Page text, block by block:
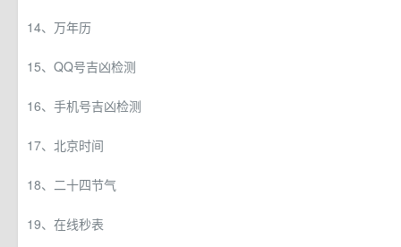
14、万年历
15、QQ号吉凶检测
16、手机号吉凶检测
17、北京时间
18、二十四节气
19、在线秒表